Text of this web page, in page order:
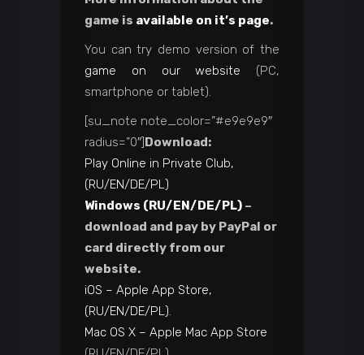
game is available on it’s page.
You can try demo version of the
game on our website (PC,
smartphone or tablet).
[su_note note_color=”#e9e9e9″
radius=”0″]Download:
Play Online in Private Club,
(RU/EN/DE/PL)
Windows (RU/EN/DE/PL) –
download and pay by PayPal or
card directly from our
website.
iOS – Apple App Store,
(RU/EN/DE/PL).
Mac OS X – Apple Mac App Store